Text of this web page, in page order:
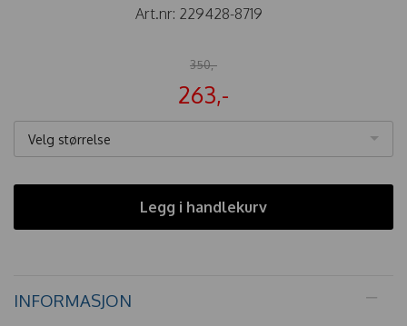
Art.nr: 229428-8719
350,-
263,-
Velg størrelse
Legg i handlekurv
INFORMASJON